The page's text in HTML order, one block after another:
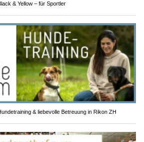
& Yellow – für Sportler
& liebevolle Betreuung in Rikon ZH